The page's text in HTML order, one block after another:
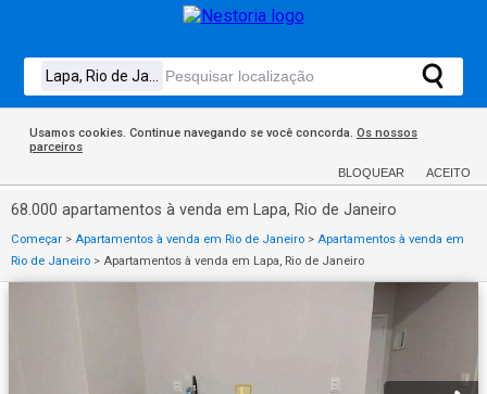
Usamos cookies. Continue navegando se você concorda. Os nossos
parceiros
BLOQUEAR ACEITO
68.000 apartamentos à venda em Lapa, Rio de Janeiro
Começar > Apartamentos à venda em Rio de Janeiro > Apartamentos à venda em
Rio de Janeiro > Apartamentos à venda em Lapa, Rio de Janeiro